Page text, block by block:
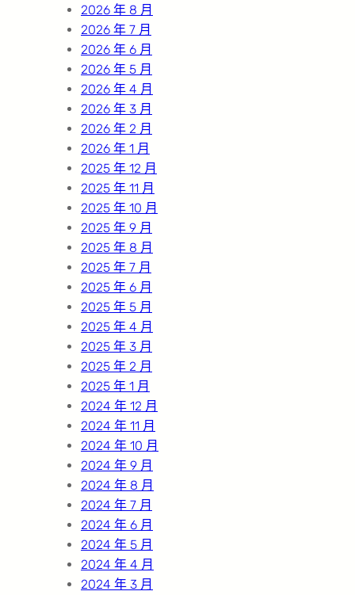
2026 年 8 月
2026 年 7 月
2026 年 6 月
2026 年 5 月
2026 年 4 月
2026 年 3 月
2026 年 2 月
2026 年 1 月
2025 年 12 月
2025 年 11 月
2025 年 10 月
2025 年 9 月
2025 年 8 月
2025 年 7 月
2025 年 6 月
2025 年 5 月
2025 年 4 月
2025 年 3 月
2025 年 2 月
2025 年 1 月
2024 年 12 月
2024 年 11 月
2024 年 10 月
2024 年 9 月
2024 年 8 月
2024 年 7 月
2024 年 6 月
2024 年 5 月
2024 年 4 月
2024 年 3 月